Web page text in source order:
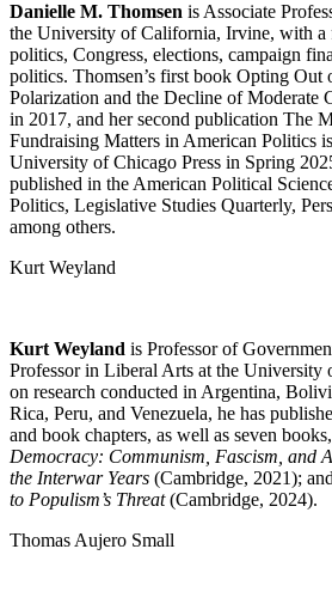
Danielle M. Thomsen is Associate
the University of California, Irvine, with a
politics, Congress, elections, campaign
politics. Thomsen’s first book Opting Out
Polarization and the Decline of Moderate
in 2017, and her second publication The
Fundraising Matters in American Politics
University of Chicago Press in Spring
published in the American Political
Politics, Legislative Studies Quarterly,
among others.
Kurt Weyland
Kurt Weyland is Professor of
Professor in Liberal Arts at the University
on research conducted in Argentina,
Rica, Peru, and Venezuela, he has
and book chapters, as well as seven
Democracy: Communism, Fascism, and
the Interwar Years (Cambridge, 2021); and
to Populism’s Threat(Cambridge, 2024).
Thomas Aujero Small